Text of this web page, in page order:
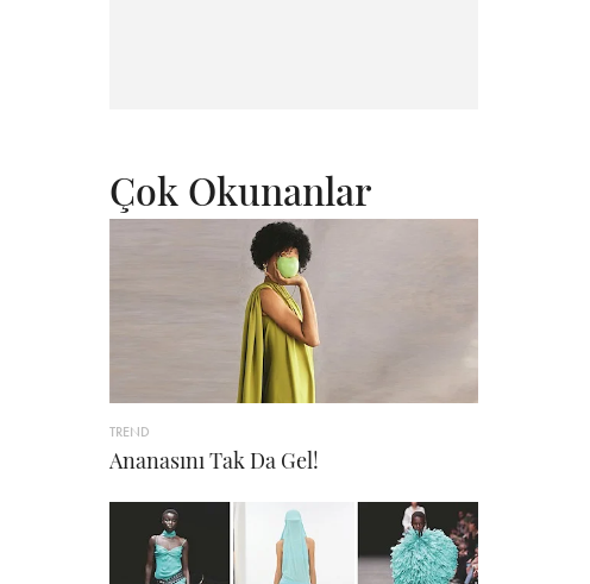
Çok Okunanlar
TREND
Ananasını Tak Da Gel!